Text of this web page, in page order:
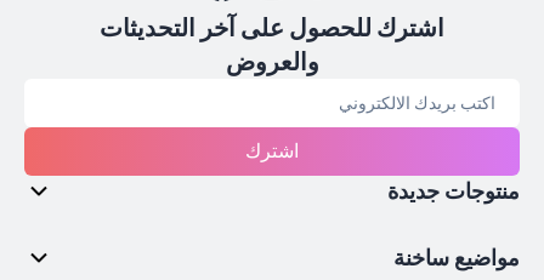
اشترك للحصول على آخر التحديثات
والعروض
اشترك
منتوجات جديدة
مواضيع ساخنة